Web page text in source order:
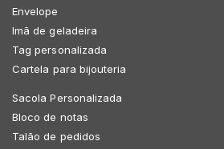
Envelope
Imã de geladeira
Tag personalizada
Cartela para bijouteria
Sacola Personalizada
Bloco de notas
Talão de pedidos